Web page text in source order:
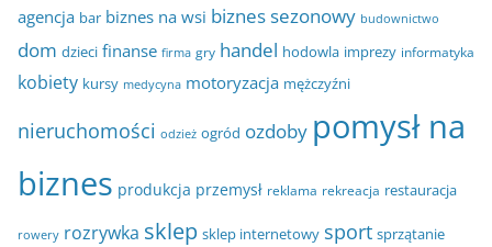
agencja bar biznes na wsi biznes sezonowy budownictwo
dom dzieci finanse firma gry handel hodowla imprezy informatyka
kobiety kursy medycyna motoryzacja mężczyźni
nieruchomości odzież ogród ozdoby pomysł na
biznes produkcja przemysł reklama rekreacja restauracja
rowery rozrywka sklep sklep internetowy sport sprzątanie